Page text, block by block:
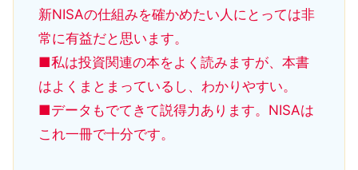
新NISAの仕組みを確かめたい人にとっては非
常に有益だと思います。
■私は投資関連の本をよく読みますが、本書
はよくまとまっているし、わかりやすい。
■データもでてきて説得力あります。NISAは
これ一冊で十分です。